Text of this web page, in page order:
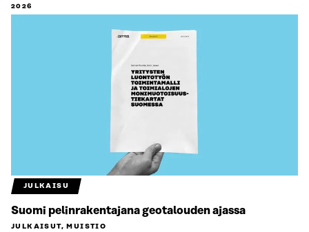
2026
JULKAISU
Suomi pelinrakentajana geotalouden ajassa
JULKAISUT, MUISTIO